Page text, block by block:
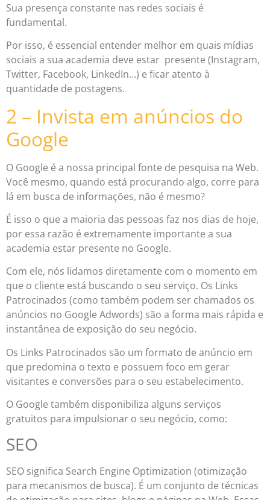
Sua presença constante nas redes sociais é
fundamental.
Por isso, é essencial entender melhor em quais mídias
sociais a sua academia deve estar presente (Instagram,
Twitter, Facebook, LinkedIn…) e ficar atento à
quantidade de postagens.
2 – Invista em anúncios do
Google
O Google é a nossa principal fonte de pesquisa na Web.
Você mesmo, quando está procurando algo, corre para
lá em busca de informações, não é mesmo?
É isso o que a maioria das pessoas faz nos dias de hoje,
por essa razão é extremamente importante a sua
academia estar presente no Google.
Com ele, nós lidamos diretamente com o momento em
que o cliente está buscando o seu serviço. Os Links
Patrocinados (como também podem ser chamados os
anúncios no Google Adwords) são a forma mais rápida e
instantânea de exposição do seu negócio.
Os Links Patrocinados são um formato de anúncio em
que predomina o texto e possuem foco em gerar
visitantes e conversões para o seu estabelecimento.
O Google também disponibiliza alguns serviços
gratuitos para impulsionar o seu negócio, como:
SEO
SEO significa Search Engine Optimization (otimização
para mecanismos de busca). É um conjunto de técnicas